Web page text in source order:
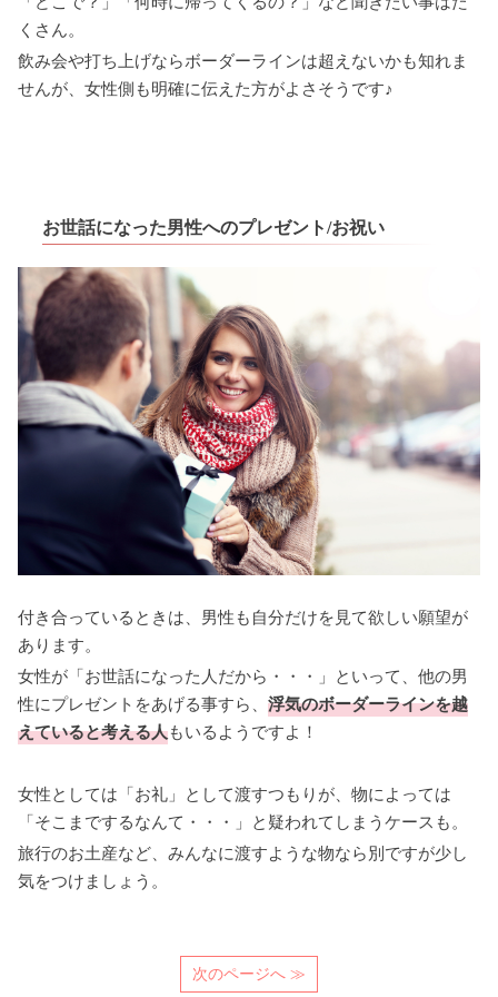
くさん。
飲み会や打ち上げならボーダーラインは超えないかも知れま
せんが、女性側も明確に伝えた方がよさそうです♪
お世話になった男性へのプレゼント/お祝い
付き合っているときは、男性も自分だけを見て欲しい願望が
あります。
女性が「お世話になった人だから・・・」といって、他の男
性にプレゼントをあげる事すら、浮気のボーダーラインを越
えていると考える人もいるようですよ！
女性としては「お礼」として渡すつもりが、物によっては
「そこまでするなんて・・・」と疑われてしまうケースも。
旅行のお土産など、みんなに渡すような物なら別ですが少し
気をつけましょう。
次のページへ ≫